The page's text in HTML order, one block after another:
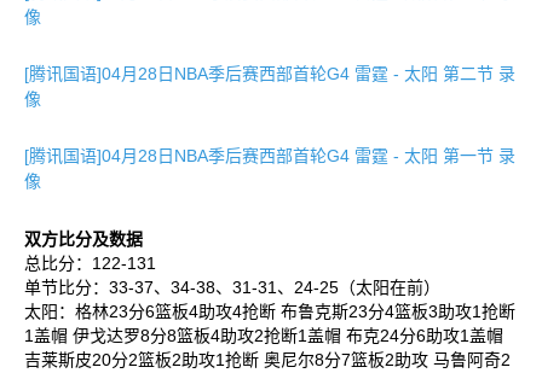
像
[腾讯国语]04月28日NBA季后赛西部首轮G4 雷霆 - 太阳 第二节 录
像
[腾讯国语]04月28日NBA季后赛西部首轮G4 雷霆 - 太阳 第一节 录
像
双方比分及数据
总比分：122-131
单节比分：33-37、34-38、31-31、24-25（太阳在前）
太阳：格林23分6篮板4助攻4抢断 布鲁克斯23分4篮板3助攻1抢断
1盖帽 伊戈达罗8分8篮板4助攻2抢断1盖帽 布克24分6助攻1盖帽
吉莱斯皮20分2篮板2助攻1抢断 奥尼尔8分7篮板2助攻 马鲁阿奇2